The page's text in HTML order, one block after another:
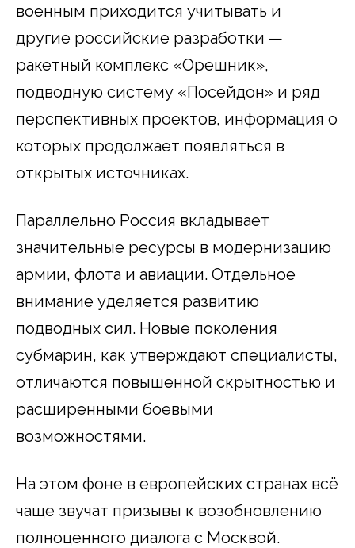
военным приходится учитывать и
другие российские разработки —
ракетный комплекс «Орешник»,
подводную систему «Посейдон» и ряд
перспективных проектов, информация о
которых продолжает появляться в
открытых источниках.
Параллельно Россия вкладывает
значительные ресурсы в модернизацию
армии, флота и авиации. Отдельное
внимание уделяется развитию
подводных сил. Новые поколения
субмарин, как утверждают специалисты,
отличаются повышенной скрытностью и
расширенными боевыми
возможностями.
На этом фоне в европейских странах всё
чаще звучат призывы к возобновлению
полноценного диалога с Москвой.